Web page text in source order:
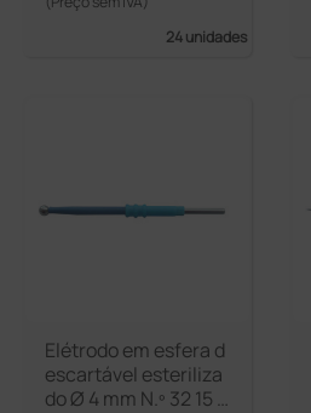
24 unidades
Elétrodo em esfera d
escartável esteriliza
do Ø 4 mm N.º 32 15 c